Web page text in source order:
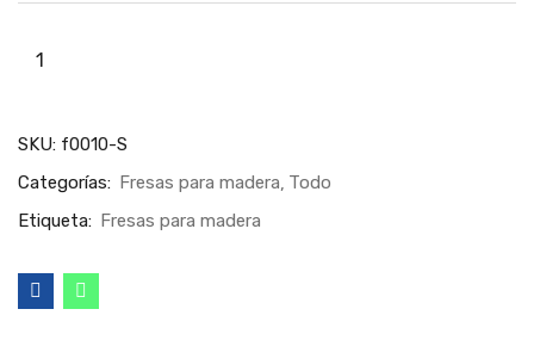
SKU: f0010-S
Categorías: Fresas para madera Todo
Etiqueta: Fresas para madera